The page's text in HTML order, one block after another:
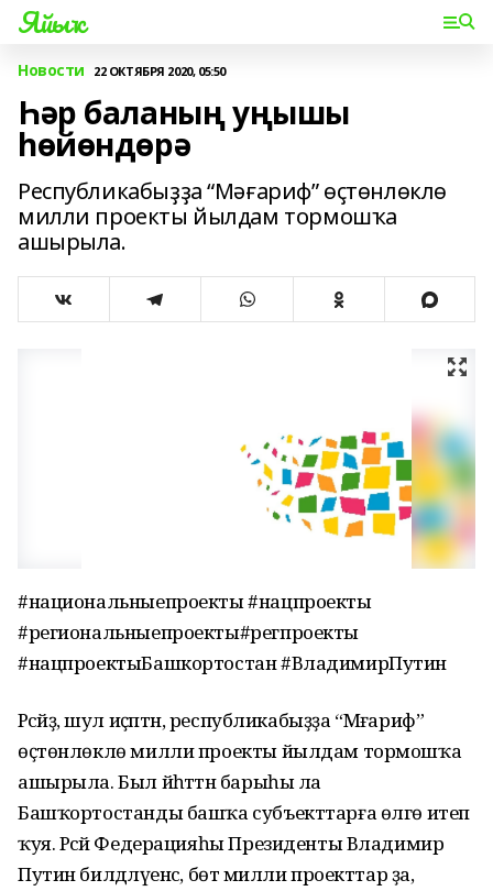
Яйыҡ
Новости 22 ОКТЯБРЯ 2020, 05:50
Һәр баланың уңышы
һөйөндөрә
Республикабыҙҙа “Мәғариф” өҫтөнлөклө
милли проекты йылдам тормошҡа
ашырыла.
#национальныепроекты #нацпроекты
#региональныепроекты#регпроекты
#нацпроектыБашкортостан #ВладимирПутин
Рәсәйҙә, шул иҫәптән, республикабыҙҙа “Мәғариф”
өҫтөнлөклө милли проекты йылдам тормошҡа
ашырыла. Был йәһәттән барыһы ла
Башҡортостанды башҡа субъекттарға өлгө итеп
ҡуя. Рәсәй Федерацияһы Президенты Владимир
Путин билдәләүенсә, бөтә милли проекттар ҙа,